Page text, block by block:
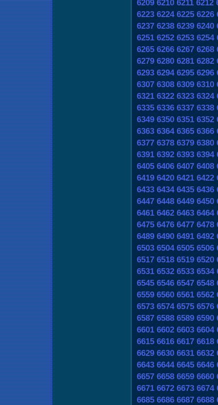
6209 6210 6211 6212
6223 6224 6225 6226
6237 6238 6239 6240
6251 6252 6253 6254
6265 6266 6267 6268
6279 6280 6281 6282
6293 6294 6295 6296
6307 6308 6309 6310
6321 6322 6323 6324
6335 6336 6337 6338
6349 6350 6351 6352
6363 6364 6365 6366
6377 6378 6379 6380
6391 6392 6393 6394
6405 6406 6407 6408
6419 6420 6421 6422
6433 6434 6435 6436
6447 6448 6449 6450
6461 6462 6463 6464
6475 6476 6477 6478
6489 6490 6491 6492
6503 6504 6505 6506
6517 6518 6519 6520
6531 6532 6533 6534
6545 6546 6547 6548
6559 6560 6561 6562
6573 6574 6575 6576
6587 6588 6589 6590
6601 6602 6603 6604
6615 6616 6617 6618
6629 6630 6631 6632
6643 6644 6645 6646
6657 6658 6659 6660
6671 6672 6673 6674
6685 6686 6687 6688